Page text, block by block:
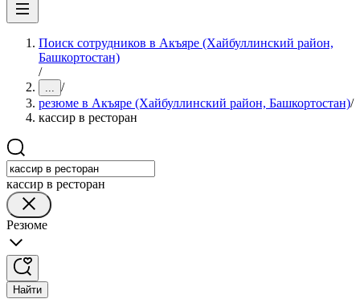
Поиск сотрудников в Акъяре (Хайбуллинский район,
Башкортостан)
/
... /
резюме в Акъяре (Хайбуллинский район, Башкортостан)/
кассир в ресторан
кассир в ресторан
Резюме
Найти